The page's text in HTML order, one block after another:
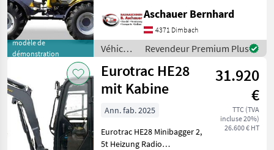
modèle de
démonstration
Vorführer mit nur 10
Betriebsstunden!
Serienmäßig ausgestattet
mit: Kubota StageV-Mo
Aschauer Bernhard
4371 Dimbach
Véhicules
agricoles
à
moteur /
Eurotrac
Revendeur Premium Plus
Eurotrac HE28
mit Kabine
31.920
€
TTC (TVA
incluse 20%)
26.600 € HT
Ann. fab. 2025
Eurotrac HE28 Minibagger 2,
5t Heizung Radio